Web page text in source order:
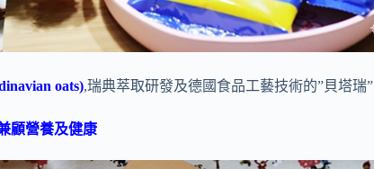
oats),瑞典萃取研發及德國食品工藝技術的”貝塔瑞”
顧營養及健康